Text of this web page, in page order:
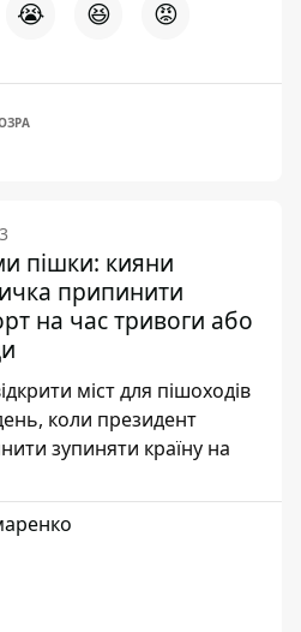
😭 😆 😡
пішки: кияни
припинити
на час тривоги або
міст для пішоходів
коли президент
зупиняти країну на